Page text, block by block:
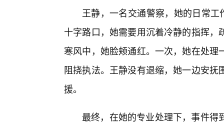
王静，一名交通警察，她的日常工
十字路口，她需要用沉着冷静的指挥
寒风中，她脸颊通红。一次，她在处
阻挠执法。王静没有退缩，她一边安
援。
最终，在她的专业处理下，事件得